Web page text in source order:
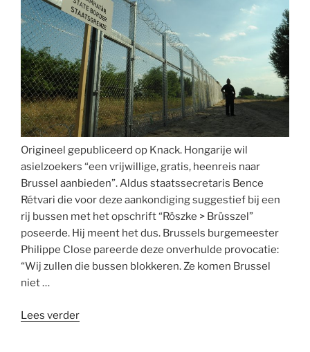
een
mythe”
Origineel gepubliceerd op Knack. Hongarije wil
asielzoekers “een vrijwillige, gratis, heenreis naar
Brussel aanbieden”. Aldus staatssecretaris Bence
Rétvari die voor deze aankondiging suggestief bij een
rij bussen met het opschrift “Röszke > Brüsszel”
poseerde. Hij meent het dus. Brussels burgemeester
Philippe Close pareerde deze onverhulde provocatie:
“Wij zullen die bussen blokkeren. Ze komen Brussel
niet …
Lees verder“Asielzoekers